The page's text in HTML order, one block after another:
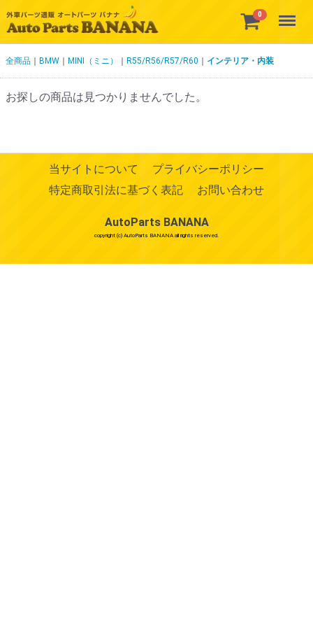
0 Menu
全商品 BMW MINI（ミニ） R55/R56/R57/R60 インテリア・内装
お探しの商品は見つかりませんでした。
当サイトについて
プライバシーポリシー
特定商取引法に基づく表記
お問い合わせ
AutoParts BANANA
copyright (c) AutoParts BANANA all rights reserved.